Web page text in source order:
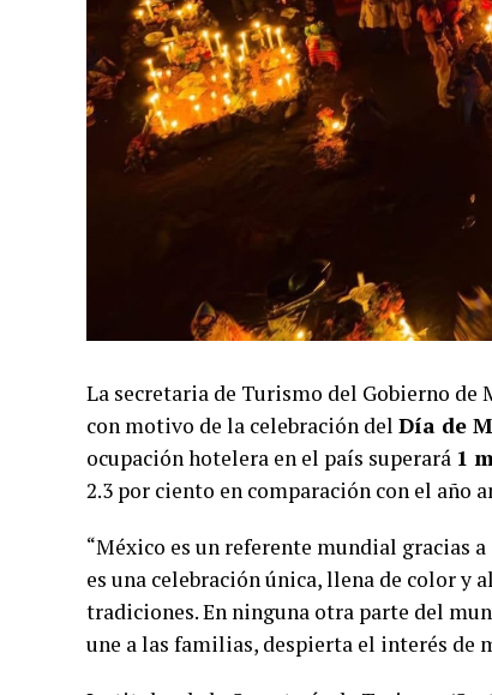
La secretaria de Turismo del Gobierno de
con motivo de la celebración del Día de
ocupación hotelera en el país superará 1
2.3 por ciento en comparación con el año
“México es un referente mundial gracias
es una celebración única, llena de color y
tradiciones. En ninguna otra parte del
une a las familias, despierta el interés de